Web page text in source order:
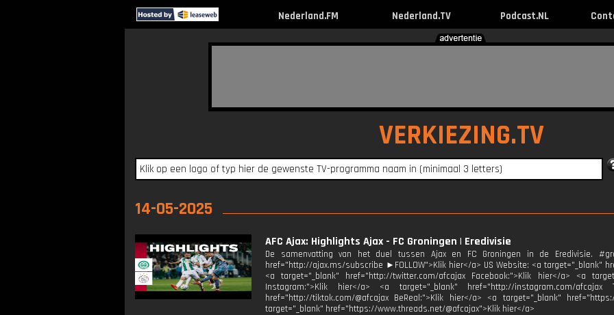
Nederland.FM Nederland.TV Podcast.NL
VERKIEZING.TV
14-05-2025
AFC Ajax: Highlights Ajax - FC Groningen | Eredivisie
De samenvatting van het duel tussen Ajax en FC Groningen in de Eredivisie.
href="http://ajax.ms/subscribe ►FOLLOW">Klik hier</a> US Website: <a target="_blank"
<a target="_blank" href="http://twitter.com/afcajax Facebook:">Klik hier</a> <a
Instagram:">Klik hier</a> <a target="_blank" href="http://instagram.com/afcajax
href="http://tiktok.com/@afcajax BeReal:">Klik hier</a> <a target="_blank"
target="_blank" href="https://www.threads.net/@afcajax">Klik hier</a>